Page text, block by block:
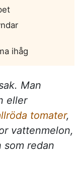
ihåg
Man
eller
tomater,
vattenmelon,
som redan